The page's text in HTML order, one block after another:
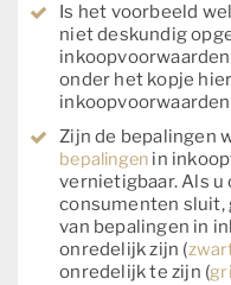
Is het voorbeeld
niet deskundig
onder het kopje
Zijn de bepalingen
bepalingen in
vernietigbaar. Als
consumenten sluit,
van bepalingen in
onredelijk zijn (
onredelijk te zijn (